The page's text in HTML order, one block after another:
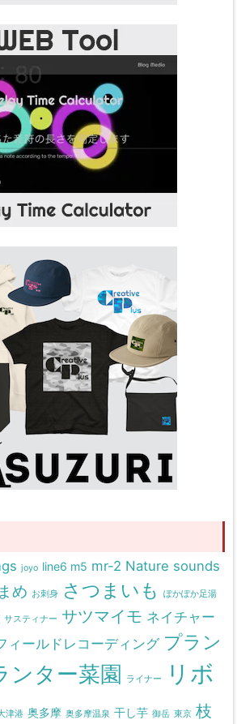
joyo line6 m5 mr-2 Nature sounds
め お刺身 さつまいも ぽかぽか足湯
サスティナー サツマイモ ネイチャー
ィールドレコーディング プラン
ンター菜園 ライナー
リボ
津港 奥多摩 奥多摩温泉 干し芋 御岳 東京 枝